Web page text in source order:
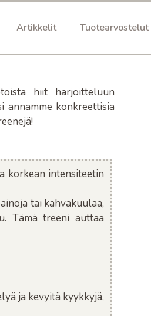
Artikkelit Tuotearvostelut
hiit harjoitteluun
konkreettisia
korkean intensiteetin
tai kahvakuulaa,
Tämä treeni auttaa
ja kevyitä kyykkyjä,